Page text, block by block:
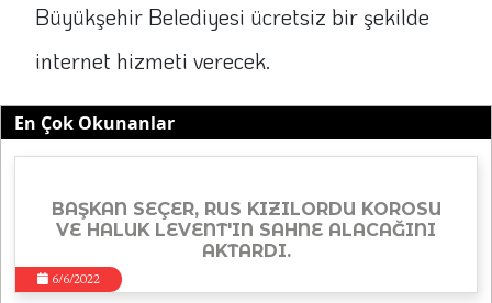
Büyükşehir Belediyesi ücretsiz bir şekilde
internet hizmeti verecek.
En Çok Okunanlar
BAŞKAN SEÇER, RUS KIZILORDU KOROSU
VE HALUK LEVENT'IN SAHNE ALACAĞINI
AKTARDI.
6/6/2022